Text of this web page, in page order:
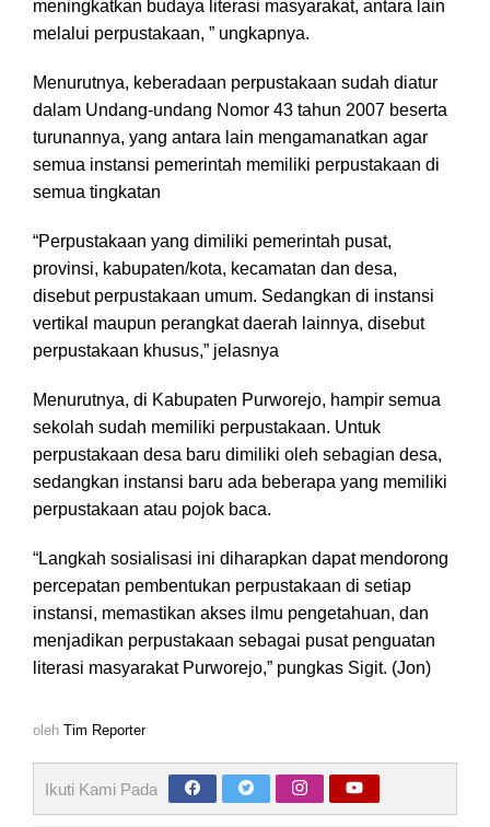
meningkatkan budaya literasi masyarakat, antara lain
melalui perpustakaan, ” ungkapnya.
Menurutnya, keberadaan perpustakaan sudah diatur
dalam Undang-undang Nomor 43 tahun 2007 beserta
turunannya, yang antara lain mengamanatkan agar
semua instansi pemerintah memiliki perpustakaan di
semua tingkatan
“Perpustakaan yang dimiliki pemerintah pusat,
provinsi, kabupaten/kota, kecamatan dan desa,
disebut perpustakaan umum. Sedangkan di instansi
vertikal maupun perangkat daerah lainnya, disebut
perpustakaan khusus,” jelasnya
Menurutnya, di Kabupaten Purworejo, hampir semua
sekolah sudah memiliki perpustakaan. Untuk
perpustakaan desa baru dimiliki oleh sebagian desa,
sedangkan instansi baru ada beberapa yang memiliki
perpustakaan atau pojok baca.
“Langkah sosialisasi ini diharapkan dapat mendorong
percepatan pembentukan perpustakaan di setiap
instansi, memastikan akses ilmu pengetahuan, dan
menjadikan perpustakaan sebagai pusat penguatan
literasi masyarakat Purworejo,” pungkas Sigit. (Jon)
oleh Tim Reporter
Ikuti Kami Pada